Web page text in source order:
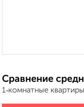
Сравнение
1‑комнатные